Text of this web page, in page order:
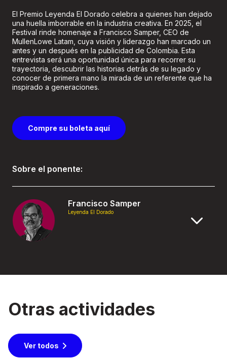
El Premio Leyenda El Dorado celebra a quienes han dejado
una huella imborrable en la industria creativa. En 2025, el
Festival rinde homenaje a Francisco Samper, CEO de
MullenLowe Latam, cuya visión y liderazgo han marcado un
antes y un después en la publicidad de Colombia. Esta
entrevista será una oportunidad única para recorrer su
trayectoria, descubrir las historias detrás de su legado y
conocer de primera mano la mirada de un referente que ha
inspirado a generaciones.
Compre su boleta aquí
Sobre el ponente:
Francisco Samper
Leyenda El Dorado
Otras actividades
Ver todos